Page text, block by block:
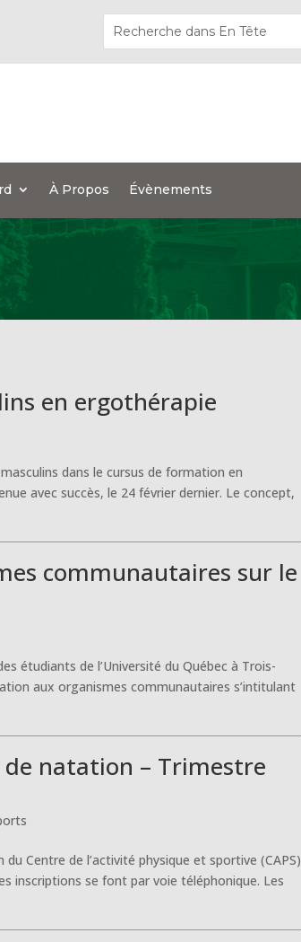
À Propos Évènements
en ergothérapie
dans le cursus de formation en
avec succès, le 24 février dernier. Le concept,
communautaires sur le
étudiants de l’Université du Québec à Trois-
aux organismes communautaires s’intitulant
natation – Trimestre
Centre de l’activité physique et sportive (CAPS)
inscriptions se font par voie téléphonique. Les